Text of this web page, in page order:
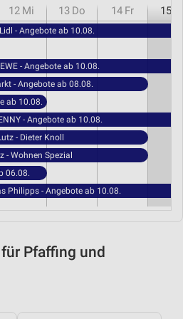
12 Mi 13 Do 14 Fr 15
Lidl - Angebote ab 10.08.
- Angebote ab 10.08.
- Angebote ab 08.08.
ab 10.08.
- Angebote ab 10.08.
- Dieter Knoll
- Wohnen Spezial
06.08.
Philipps - Angebote ab 10.08.
Pfaffing und